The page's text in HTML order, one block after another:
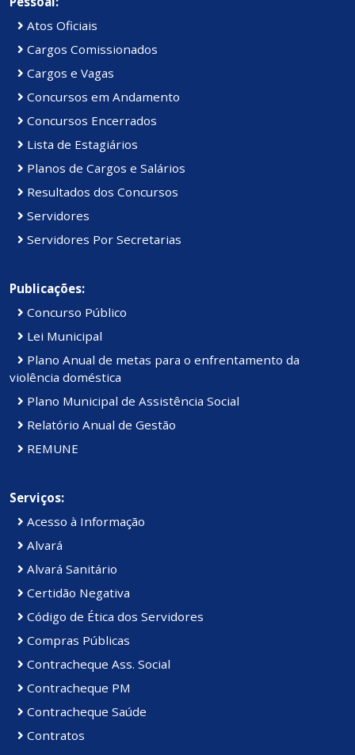
Atos Oficiais
Cargos Comissionados
Cargos e Vagas
Concursos em Andamento
Concursos Encerrados
Lista de Estagiários
Planos de Cargos e Salários
Resultados dos Concursos
Servidores
Servidores Por Secretarias
Publicações:
Concurso Público
Lei Municipal
Plano Anual de metas para o enfrentamento da
violência doméstica
Plano Municipal de Assistência Social
Relatório Anual de Gestão
REMUNE
Serviços:
Acesso à Informação
Alvará
Alvará Sanitário
Certidão Negativa
Código de Ética dos Servidores
Compras Públicas
Contracheque Ass. Social
Contracheque PM
Contracheque Saúde
Contratos